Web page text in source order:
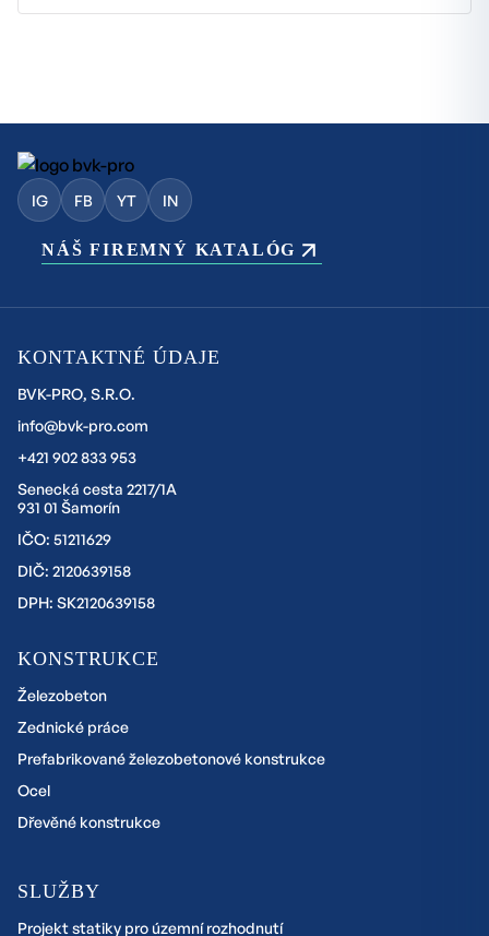
IG FB YT IN
NÁŠ FIREMNÝ KATALÓG
KONTAKTNÉ ÚDAJE
BVK-PRO, S.R.O.
info@bvk-pro.com
+421 902 833 953
Senecká cesta 2217/1A
931 01 Šamorín
IČO: 51211629
DIČ: 2120639158
DPH: SK2120639158
KONSTRUKCE
Železobeton
Zednické práce
Prefabrikované železobetonové konstrukce
Ocel
Dřevěné konstrukce
SLUŽBY
Projekt statiky pro územní rozhodnutí